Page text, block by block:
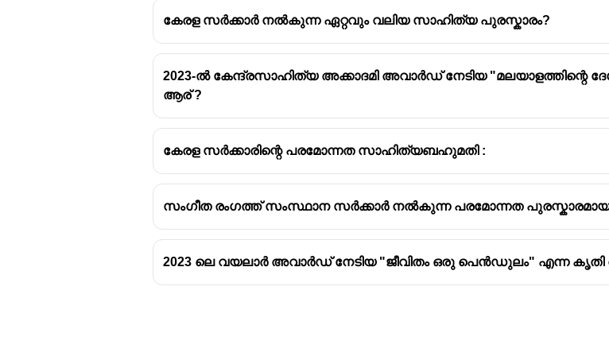
കേരള സര്‍ക്കാര്‍ നല്‍കുന്ന ഏറ്റവും വലിയ സാഹിത്യ പുരസ്കാരം?
2023-ൽ കേന്ദ്രസാഹിത്യ അക്കാദമി അവാർഡ് നേടിയ
ആര് ?
കേരള സർക്കാരിന്റെ പരമോന്നത സാഹിത്യബഹുമതി :
സംഗീത രംഗത്ത് സംസ്ഥാന സർക്കാർ നൽകുന്ന പരമോന്നത പുരസ്കാരമായ
2023 ലെ വയലാർ അവാർഡ് നേടിയ "ജീവിതം ഒരു പെൻഡുലം" എന്ന കൃതി